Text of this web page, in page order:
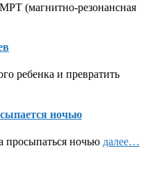
(магнитно-резонансная
ребенка и превратить
ночью
просыпаться ночью далее…